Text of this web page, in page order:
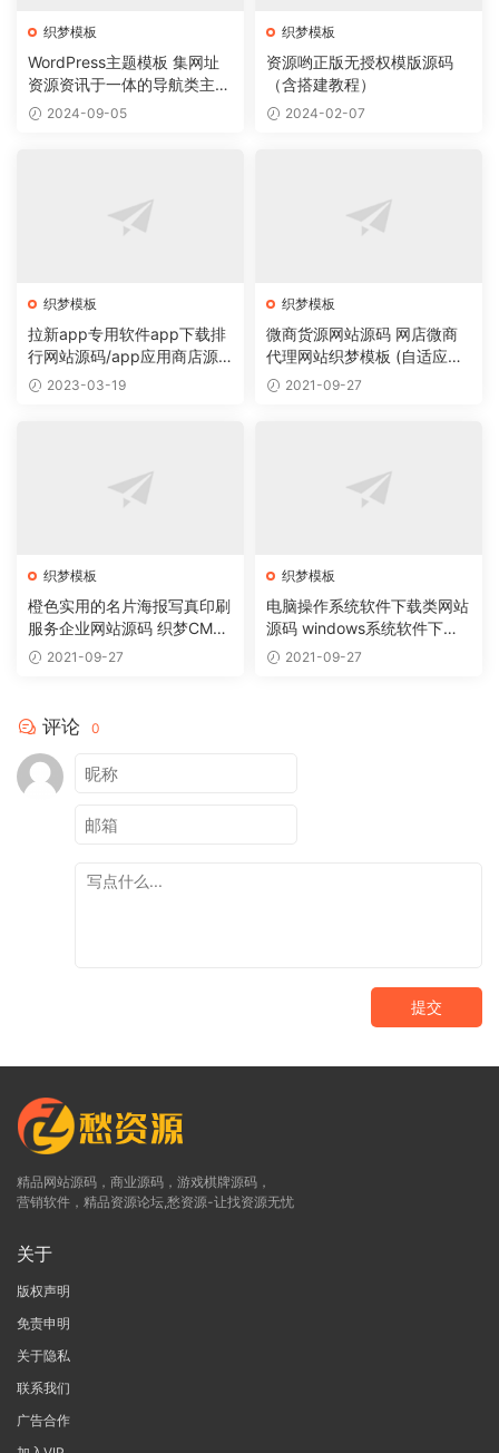
织梦模板
WordPress主题模板 集网址
资源资讯于一体的导航类主题
导航主题垂直行业模板
2024-09-05
织梦模板
资源哟正版无授权模版源码
（含搭建教程）
2024-02-07
织梦模板
拉新app专用软件app下载排
行网站源码/app应用商店源
码 2023-03-19
织梦模板
微商货源网站源码 网店微商
代理网站织梦模板 (自适应手
机版)2021-09-27
织梦模板
橙色实用的名片海报写真印刷
服务企业网站源码 织梦CMS
模板2021-09-27
织梦模板
电脑操作系统软件下载类网站
源码 windows系统软件下载
网站织梦模板
2021-09-27
评论 0
提交
精品网站源码，商业源码，游戏棋牌源码，
营销软件，精品资源论坛,愁资源-让找资源无忧
关于
版权声明
免责申明
关于隐私
联系我们
广告合作